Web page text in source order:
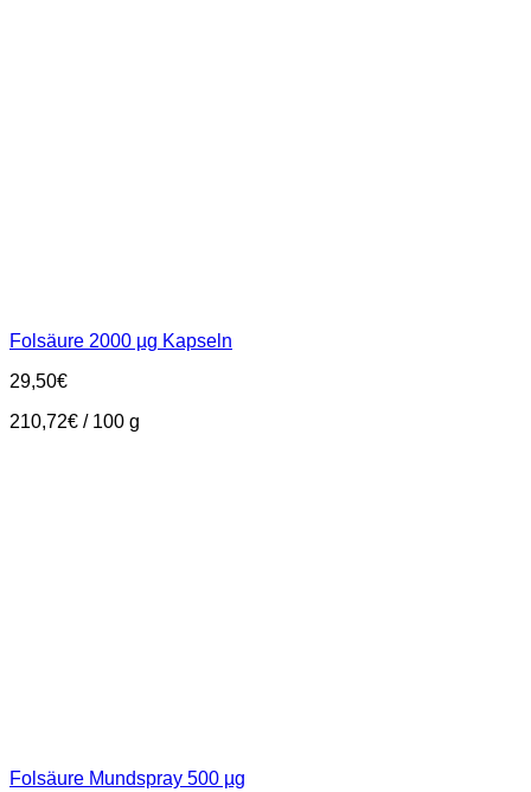
Folsäure 2000 µg Kapseln
29,50€
210,72€ / 100 g
Folsäure Mundspray 500 µg